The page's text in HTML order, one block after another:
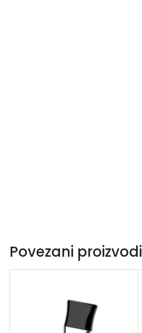
Povezani proizvodi